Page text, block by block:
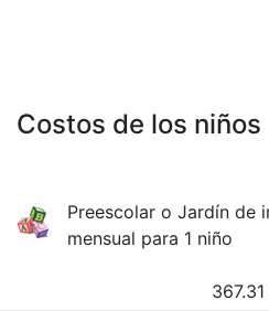
Costos de los niños
Preescolar o Jardín de
mensual para 1 niño
367.31